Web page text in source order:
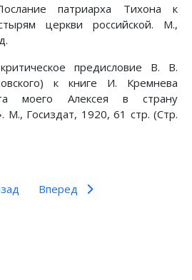
патриарха Тихона к
церкви российской. М.,
предисловие В. В.
к книге И. Кремнева
моего Алексея в страну
М., Госиздат, 1920, 61 стр. (Стр.
Вперед